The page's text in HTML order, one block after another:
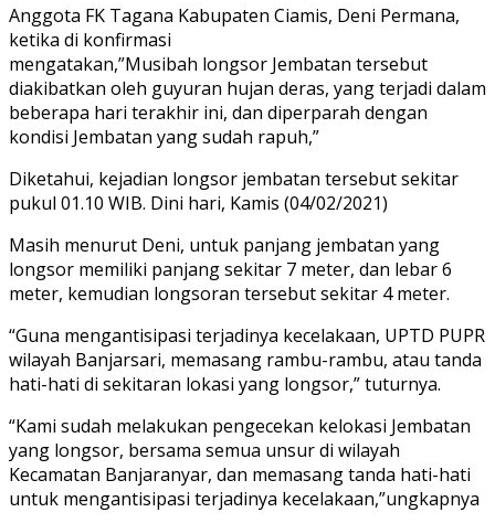
Anggota FK Tagana Kabupaten Ciamis, Deni Permana,
ketika di konfirmasi
mengatakan,”Musibah longsor Jembatan tersebut
diakibatkan oleh guyuran hujan deras, yang terjadi dalam
beberapa hari terakhir ini, dan diperparah dengan
kondisi Jembatan yang sudah rapuh,”
Diketahui, kejadian longsor jembatan tersebut sekitar
pukul 01.10 WIB. Dini hari, Kamis (04/02/2021)
Masih menurut Deni, untuk panjang jembatan yang
longsor memiliki panjang sekitar 7 meter, dan lebar 6
meter, kemudian longsoran tersebut sekitar 4 meter.
“Guna mengantisipasi terjadinya kecelakaan, UPTD PUPR
wilayah Banjarsari, memasang rambu-rambu, atau tanda
hati-hati di sekitaran lokasi yang longsor,” tuturnya.
“Kami sudah melakukan pengecekan kelokasi Jembatan
yang longsor, bersama semua unsur di wilayah
Kecamatan Banjaranyar, dan memasang tanda hati-hati
untuk mengantisipasi terjadinya kecelakaan,”ungkapnya